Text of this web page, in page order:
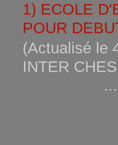
1) ECOLE
POUR
(Actualisé le
INTER
...